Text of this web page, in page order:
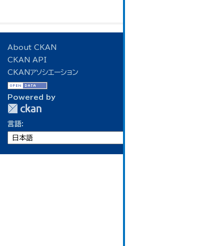
About CKAN
CKAN API
CKANアソシエーション
Powered by
言語